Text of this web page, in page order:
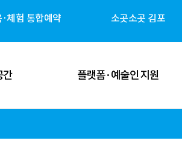
·체험 통합예약 소곳소곳 김포
간 플랫폼·예술인 지원